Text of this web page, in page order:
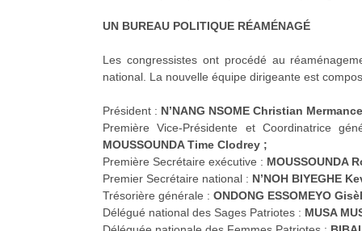
UN BUREAU POLITIQUE RÉAMÉNAGÉ
Les congressistes ont procédé au
national. La nouvelle équipe dirigeante est
Président : N’NANG NSOME Christian Mermance
Première Vice-Présidente et Coordinatrice
MOUSSOUNDA Time Clodrey ;
Première Secrétaire exécutive : MOUSSOUNDA
Premier Secrétaire national : N’NOH BIYEGHE
Trésorière générale : ONDONG ESSOMEYO
Délégué national des Sages Patriotes : MUSA